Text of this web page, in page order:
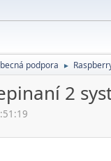
podpora ►
2